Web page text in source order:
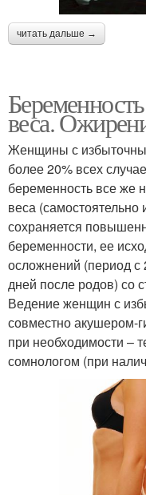
читать дальше →
веса.
Женщины с
более 20% всех
беременность все же
веса
сохраняется
беременности, ее
осложнений (период с
дней после родов) со
Ведение женщин с
совместно акушером-
при необходимости –
сомнологом (при